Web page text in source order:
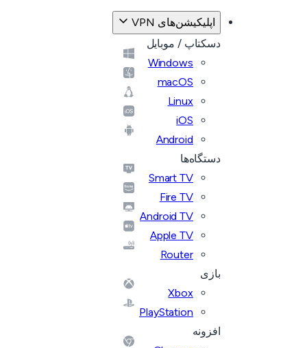
اپلیکیشن‌های VPN
دسکتاپ / موبایل
Windows
macOS
Linux
iOS
Android
دستگاه‌ها
Smart TV
Fire TV
Android TV
Apple TV
Router
بازی
Xbox
PlayStation
افزونه